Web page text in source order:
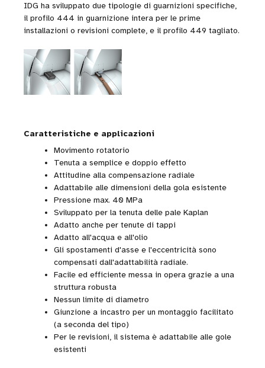
IDG ha sviluppato due tipologie di guarnizioni specifiche,
il profilo 444 in guarnizione intera per le prime
installazioni o revisioni complete, e il profilo 449 tagliato.
Caratteristiche e applicazioni
Movimento rotatorio
Tenuta a semplice e doppio effetto
Attitudine alla compensazione radiale
Adattabile alle dimensioni della gola esistente
Pressione max. 40 MPa
Sviluppato per la tenuta delle pale Kaplan
Adatto anche per tenute di tappi
Adatto all'acqua e all'olio
Gli spostamenti d'asse e l'eccentricità sono
compensati dall'adattabilità radiale.
Facile ed efficiente messa in opera grazie a una
struttura robusta
Nessun limite di diametro
Giunzione a incastro per un montaggio facilitato
(a seconda del tipo)
Per le revisioni, il sistema è adattabile alle gole
esistenti